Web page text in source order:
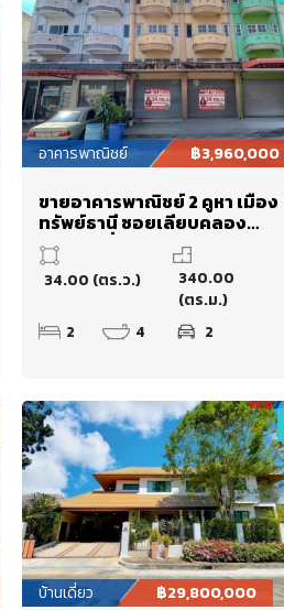
อาคารพาณิชย์ ฿3,960,000
ขายอาคารพาณิชย์ 2 คูหา เมือง
ทรัพย์ธานี ซอยเลียบคลอง
สอง25 เชื่อมต่อถนนหทัยราษฎร์
ถนนปัญญาอินทรา ถนนคู้บอน
34.00 (ตร.ว.)
340.00
(ตร.ม.)
2
4 2
บ้านเดี่ยว ฿29,800,000